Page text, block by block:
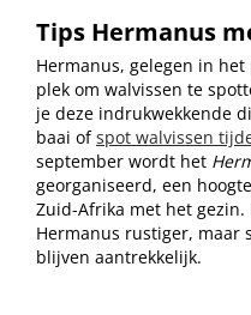
Tips Hermanus
Hermanus, gelegen in
plek om walvissen te
je deze indrukwekkende
baai ofspot walvissen
september wordt het
georganiseerd, een
Zuid-Afrika met het
Hermanus rustiger, maar
blijven aantrekkelijk.